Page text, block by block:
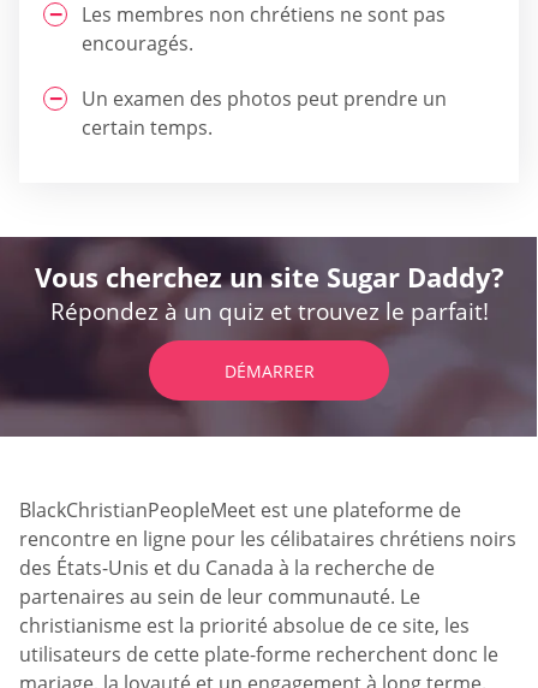
Les membres non chrétiens ne sont pas
encouragés.
Un examen des photos peut prendre un
certain temps.
Vous cherchez un site Sugar Daddy?
Répondez à un quiz et trouvez le parfait!
DÉMARRER
BlackChristianPeopleMeet est une plateforme de
rencontre en ligne pour les célibataires chrétiens noirs
des États-Unis et du Canada à la recherche de
partenaires au sein de leur communauté. Le
christianisme est la priorité absolue de ce site, les
utilisateurs de cette plate-forme recherchent donc le